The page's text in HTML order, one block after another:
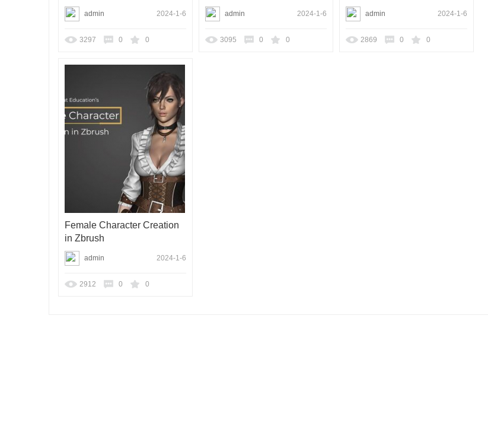
admin 2024-1-6
3297 0 0
admin 2024-1-6
3095 0 0
admin 2024-1-6
2869 0 0
Female Character Creation
in Zbrush
admin 2024-1-6
2912 0 0